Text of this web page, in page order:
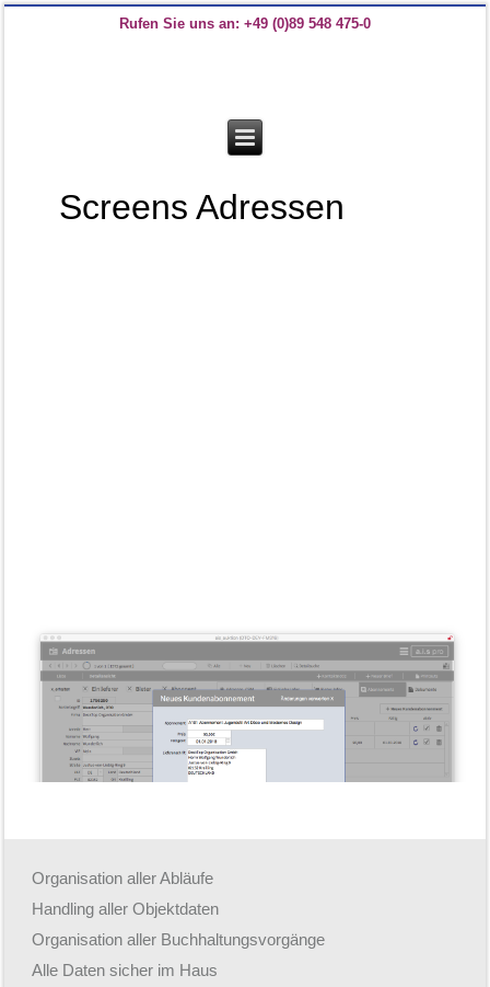
Rufen Sie uns an: +49 (0)89 548 475-0
Screens Adressen
[ZEIGE VORSCHAUBILDER]
Organisation aller Abläufe
Handling aller Objektdaten
Organisation aller Buchhaltungsvorgänge
Alle Daten sicher im Haus